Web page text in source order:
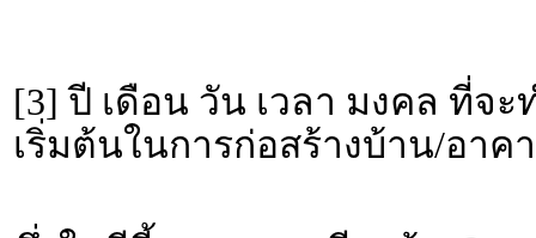
[3] ปี เดือน วัน เวลา มงคล ที่จ
เริ่มต้นในการก่อสร้างบ้าน/อาค